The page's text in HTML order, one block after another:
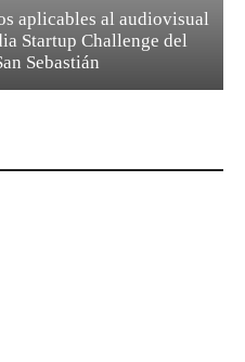
aplicables al audiovisual
Startup Challenge del
Sebastián